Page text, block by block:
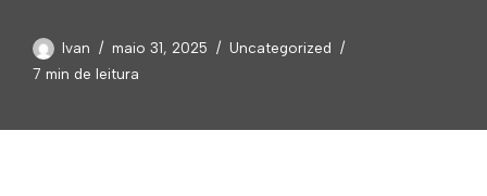
Ivan maio 31, 2025
Uncategorized
7 min de leitura